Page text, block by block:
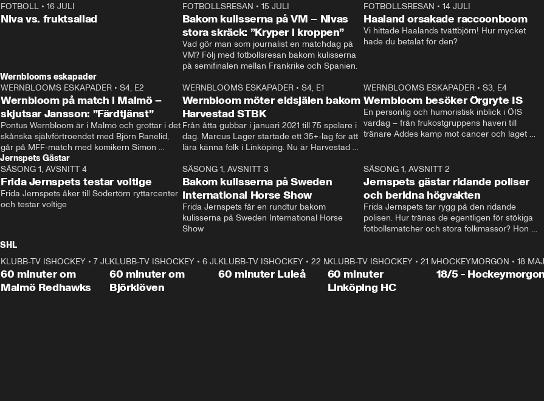
FOTBOLL • 16 JULI
Niva vs. fruktsallad
FOTBOLLSRESAN • 15 JULI
Bakom kulisserna på VM – Nivas
stora skräck: ”Kryper i kroppen”
Vad gör man som journalist en matchdag på
VM? Följ med fotbollsresan bakom kulisserna
på semifinalen mellan Frankrike och Spanien.
FOTBOLLSRESAN •14 JULI
Haaland orsakade raccoonboom
Vi hittade Haalands tvättbjörn! Hur mycket
hade du betalat för den?
Wernblooms eskapader
WERNBLOOMS ESKAPADER • S4, E2
Wernbloom på match i Malmö –
skjutsar Jansson: ”Färdtjänst”
Pontus Wernbloom är i Malmö och grottar i det
skånska självförtroendet med Björn Ranelid,
går på MFF-match med komikern Simon
”Chippen” Svensson och hjälper skadade
32:14
WERNBLOOMS ESKAPADER• S4, E1
Wernbloom möter eldsjälen bakom
Harvestad STBK
Från åtta gubbar i januari 2021 till 75 spelare i
dag. Marcus Lager startade ett 35+-lag för att
lära känna folk i Linköping. Nu är Harvestad
rakt in i värmen.
Plus
WERNBLOOMS ESKAPADER •S3, E4
Wernbloom besöker Örgryte IS
En personlig och humoristisk inblick i ÖIS
vardag – från frukostgruppens haveri till
tränare Addes kamp mot cancer och laget
Jernspets Gästar
SÄSONG 1, AVSNITT 4
Frida Jernspets testar voltige
Frida Jernspets åker till Södertörn ryttarcenter
och testar voltige
14:14
SÄSONG 1, AVSNITT 3
Bakom kulisserna på Sweden
International Horse Show
Frida Jernspets får en rundtur bakom
kulisserna på Sweden International Horse
Show
SÄSONG 1, AVSNITT 2
Jernspets gästar ridande poliser
och beridna högvakten
Frida Jernspets tar rygg på den ridande
polisen. Hur tränas de egentligen för stökiga
fotbollsmatcher och stora folkmassor? Hon
vaktar slottet.
SHL
Plus
1:02:53
KLUBB-TV ISHOCKEY • 7 JUNI
60 minuter om
Malmö Redhawks
1:00:59
KLUBB-TV ISHOCKEY •6 JUNI
60 minuter om
Björklöven
Plus 1:00:28
KLUBB-TV ISHOCKEY •22 MAJ
60 minuter Luleå
Plus 1:00:18
KLUBB-TV ISHOCKEY• 21 MAJ
60 minuter
Linköping HC
HOCKEYMORGON • 18 MAJ
18/5 - Hockeymorgon